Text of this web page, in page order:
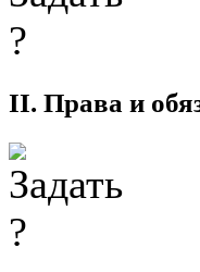
II. Права и